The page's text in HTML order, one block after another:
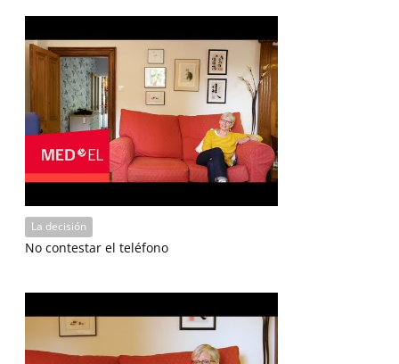
La decisión
No contestar el teléfono